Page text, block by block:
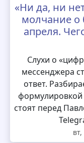
«Ни да, ни
молчание о
апреля.
Слухи о
мессенджера
ответ.
формулировкой
стоят перед